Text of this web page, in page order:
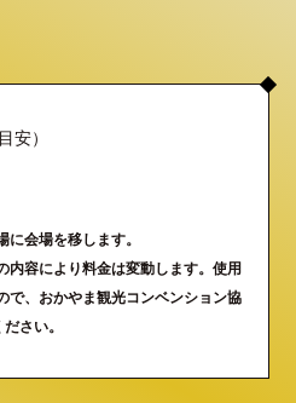
安）
会場を移します。
容により料金は変動します。使用
で、おかやま観光コンベンション協
さい。